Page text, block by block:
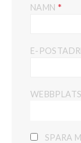
NAMN *
E-
WEBBPLATS
SPARA